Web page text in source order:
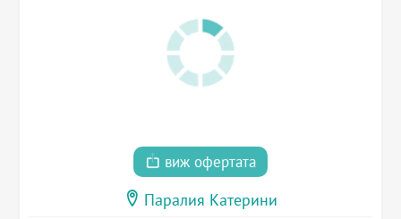
виж офертата
Паралия Катерини